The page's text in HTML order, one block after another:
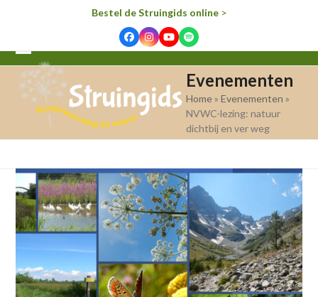
Bestel de Struingids online>
FacebookInstagram
YouTube
Spotify
Open
mobile
menu
Close
mobile
menu
Evenementen
Home »Evenementen »
NVWC-lezing: natuur
dichtbij en ver weg